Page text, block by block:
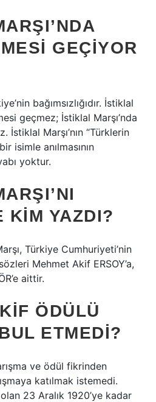
GEÇIYOR
bağımsızlığıdır. İstiklal
geçmez; İstiklal Marşı’nda
İstiklal Marşı’nın “Türklerin
bir isimle anılmasının
yoktur.
KIM YAZDI?
Türkiye Cumhuriyeti’nin
Mehmet Akif ERSOY’a,
aittir.
ÖDÜLÜ
ETMEDI?
ve ödül fikrinden
katılmak istemedi.
23 Aralık 1920’ye kadar